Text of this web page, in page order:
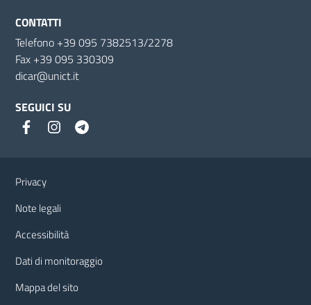
CONTATTI
Telefono +39 095 7382513/2278
Fax +39 095 330309
dicar@unict.it
SEGUICI SU
Privacy
Note legali
Accessibilità
Dati di monitoraggio
Mappa del sito